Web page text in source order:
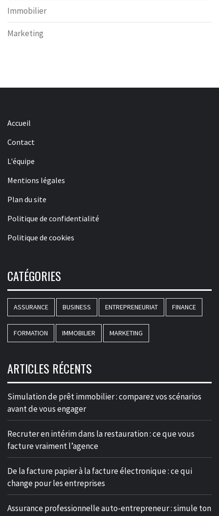
Immobilier
Marketing
Accueil
Contact
L'équipe
Mentions légales
Plan du site
Politique de confidentialité
Politique de cookies
CATÉGORIES
ASSURANCE BUSINESS ENTREPRENEURIAT FINANCE
FORMATION IMMOBILIER MARKETING
ARTICLES RÉCENTS
Simulation de prêt immobilier : comparez vos scénarios
avant de vous engager
Recruter en intérim dans la restauration : ce que vous
facture vraiment l’agence
De la facture papier à la facture électronique : ce qui
change pour les entreprises
Assurance professionnelle auto-entrepreneur : simule ton